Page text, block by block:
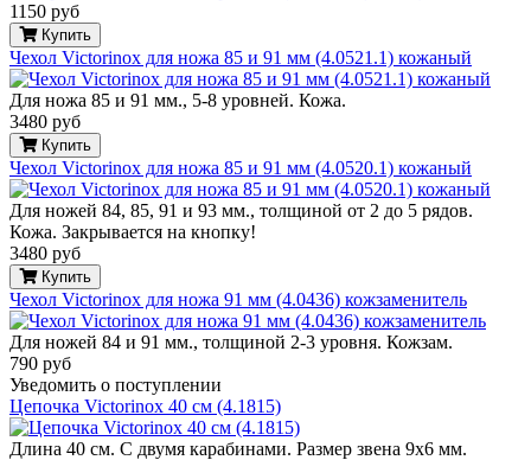
1150 руб
Купить
Чехол Victorinox для ножа 85 и 91 мм (4.0521.1) кожаный
Для ножа 85 и 91 мм., 5-8 уровней. Кожа.
3480 руб
Купить
Чехол Victorinox для ножа 85 и 91 мм (4.0520.1) кожаный
Для ножей 84, 85, 91 и 93 мм., толщиной от 2 до 5 рядов.
Кожа. Закрывается на кнопку!
3480 руб
Купить
Чехол Victorinox для ножа 91 мм (4.0436) кожзаменитель
Для ножей 84 и 91 мм., толщиной 2-3 уровня. Кожзам.
790 руб
Уведомить о поступлении
Цепочка Victorinox 40 см (4.1815)
Длина 40 см. С двумя карабинами. Размер звена 9х6 мм.